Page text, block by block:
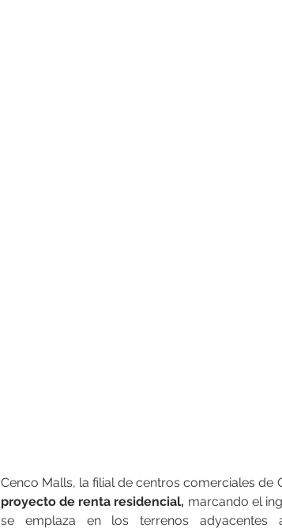
Cenco Malls, la filial de centros comerciales de
proyecto de renta residencial, marcando el
se emplaza en los terrenos